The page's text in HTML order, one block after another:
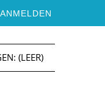
ANMELDEN
(LEER)